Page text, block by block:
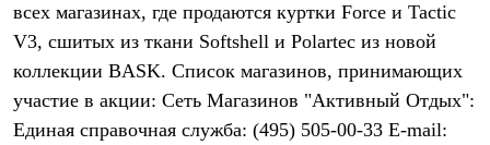
Термобелье
Теплое термобелье
Среднее термобелье
Легкое термобелье
Лёгкая одежда
Футболки
всех магазинах, где продаются куртки Force и Tactic
V3, сшитых из ткани Softshell и Polartec из новой
коллекции BASK. Список магазинов, принимающих
участие в акции: Сеть Магазинов "Активный Отдых":
Единая справочная служба: (495) 505-00-33 E-mail: